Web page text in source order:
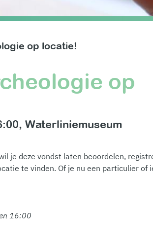
op locatie!
op
Waterliniemuseum
je deze vondst laten beoordelen,
te vinden. Of je nu een particulier of
16:00